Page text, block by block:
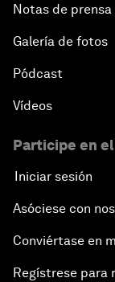
Notas de prensa
Galería de fotos
Pódcast
Vídeos
Participe en
Iniciar sesión
Asóciese con
Conviértase en
Regístrese para